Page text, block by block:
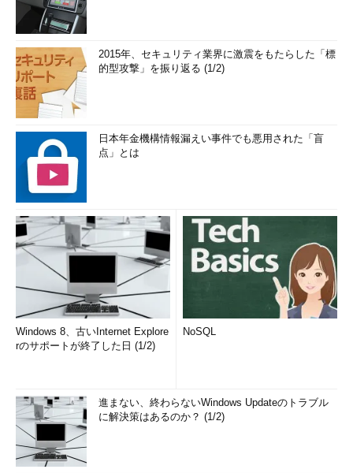
2015年、セキュリティ業界に激震をもたらした「標
的型攻撃」を振り返る (1/2)
日本年金機構情報漏えい事件でも悪用された「盲
点」とは
Windows 8、古いInternet Explore
rのサポートが終了した日 (1/2)
NoSQL
進まない、終わらないWindows Updateのトラブル
に解決策はあるのか？ (1/2)